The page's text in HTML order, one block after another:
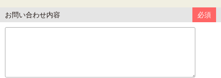
お問い合わせ内容 必須